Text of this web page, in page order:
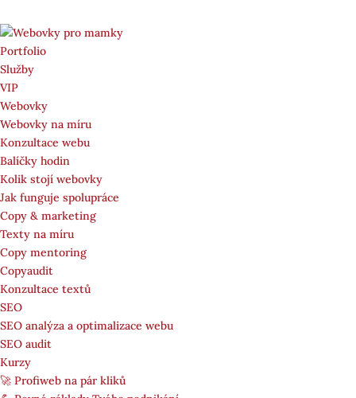
Portfolio
Služby
VIP
Webovky
Webovky na míru
Konzultace webu
Balíčky hodin
Kolik stojí webovky
Jak funguje spolupráce
Copy & marketing
Texty na míru
Copy mentoring
Copyaudit
Konzultace textů
SEO
SEO analýza a optimalizace webu
SEO audit
Kurzy
🚀 Profiweb na pár kliků